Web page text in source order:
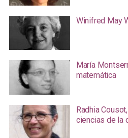
Winifred May
María
matemática
Radhia
ciencias de la